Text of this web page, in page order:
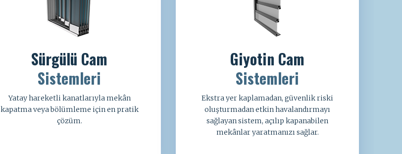
Sürgülü Cam
Sistemleri
Yatay hareketli kanatlarıyla mekân
kapatma veya bölümleme için en pratik
çözüm.
Giyotin Cam
Sistemleri
Ekstra yer kaplamadan, güvenlik riski
oluşturmadan etkin havalandırmayı
sağlayan sistem, açılıp kapanabilen
mekânlar yaratmanızı sağlar.